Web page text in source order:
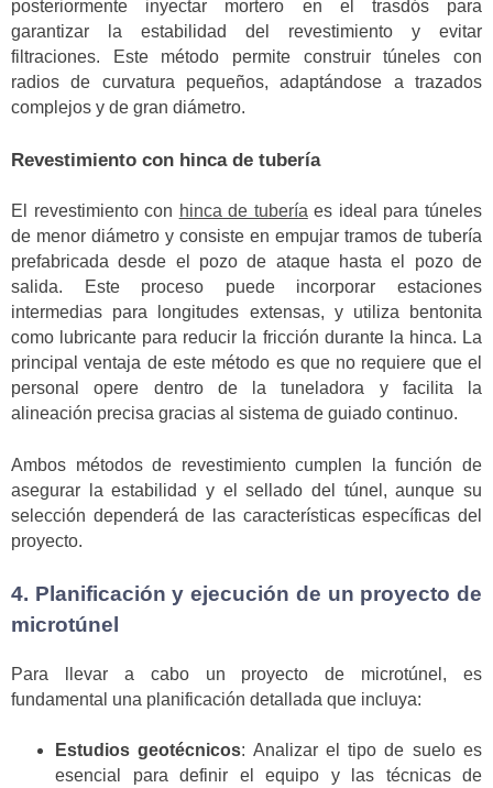
posteriormente inyectar mortero en el trasdós para
garantizar la estabilidad del revestimiento y evitar
filtraciones. Este método permite construir túneles con
radios de curvatura pequeños, adaptándose a trazados
complejos y de gran diámetro.
Revestimiento con hinca de tubería
El revestimiento con hinca de tuberíaes ideal para túneles
de menor diámetro y consiste en empujar tramos de tubería
prefabricada desde el pozo de ataque hasta el pozo de
salida. Este proceso puede incorporar estaciones
intermedias para longitudes extensas, y utiliza bentonita
como lubricante para reducir la fricción durante la hinca. La
principal ventaja de este método es que no requiere que el
personal opere dentro de la tuneladora y facilita la
alineación precisa gracias al sistema de guiado continuo.
Ambos métodos de revestimiento cumplen la función de
asegurar la estabilidad y el sellado del túnel, aunque su
selección dependerá de las características específicas del
proyecto.
4. Planificación y ejecución de un proyecto de
microtúnel
Para llevar a cabo un proyecto de microtúnel, es
fundamental una planificación detallada que incluya:
Estudios geotécnicos: Analizar el tipo de suelo es
esencial para definir el equipo y las técnicas de